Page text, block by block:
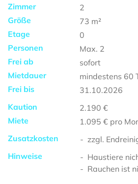
Zimmer
2
Größe
73 m²
Etage
0
Personen
Max. 2
Frei ab
sofort
Mietdauer
mindestens 60
Frei bis
31.10.2026
Kaution
2.190 €
Miete
1.095 € pro
Zusatzkosten
zzgl.
Hinweise
Haustiere
Rauchen ist